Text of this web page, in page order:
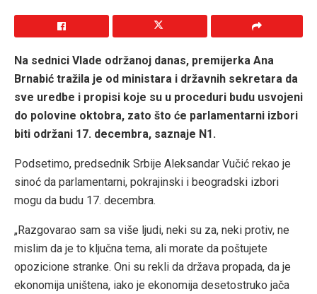
Na sednici Vlade održanoj danas, premijerka Ana
Brnabić tražila je od ministara i državnih sekretara da
sve uredbe i propisi koje su u proceduri budu usvojeni
do polovine oktobra, zato što će parlamentarni izbori
biti održani 17. decembra, saznaje N1.
Podsetimo, predsednik Srbije Aleksandar Vučić rekao je
sinoć da parlamentarni, pokrajinski i beogradski izbori
mogu da budu 17. decembra.
„Razgovarao sam sa više ljudi, neki su za, neki protiv, ne
mislim da je to ključna tema, ali morate da poštujete
opozicione stranke. Oni su rekli da država propada, da je
ekonomija uništena, iako je ekonomija desetostruko jača